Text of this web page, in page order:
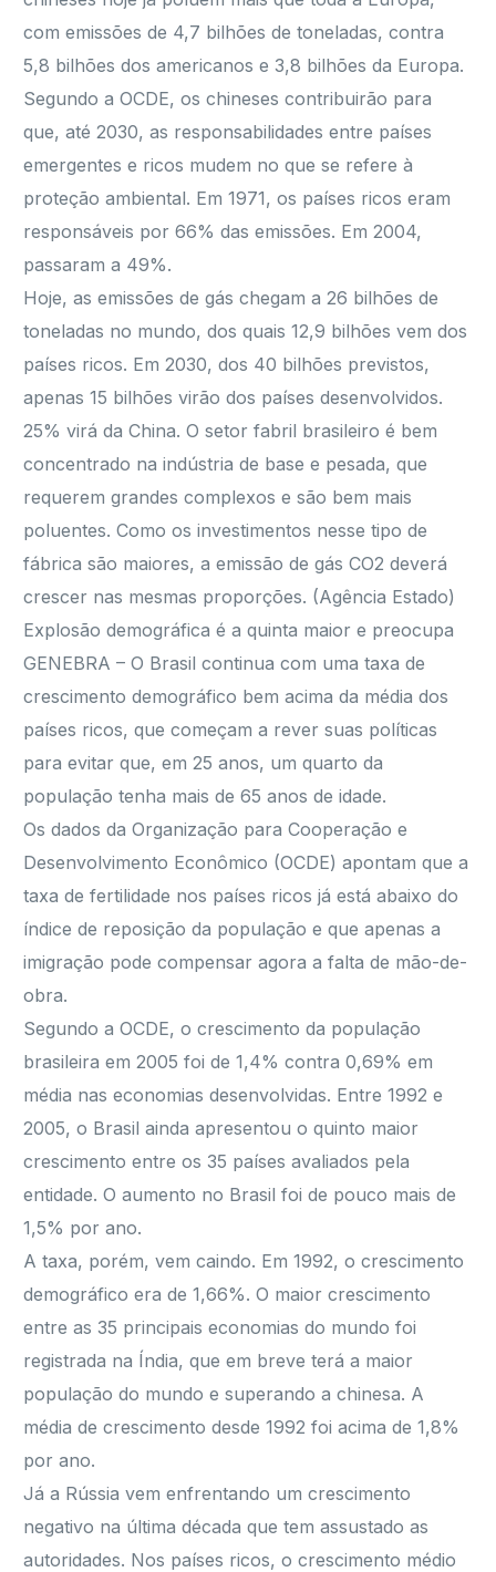
com emissões de 4,7 bilhões de toneladas, contra
5,8 bilhões dos americanos e 3,8 bilhões da Europa.
Segundo a OCDE, os chineses contribuirão para
que, até 2030, as responsabilidades entre países
emergentes e ricos mudem no que se refere à
proteção ambiental. Em 1971, os países ricos eram
responsáveis por 66% das emissões. Em 2004,
passaram a 49%.
Hoje, as emissões de gás chegam a 26 bilhões de
toneladas no mundo, dos quais 12,9 bilhões vem dos
países ricos. Em 2030, dos 40 bilhões previstos,
apenas 15 bilhões virão dos países desenvolvidos.
25% virá da China. O setor fabril brasileiro é bem
concentrado na indústria de base e pesada, que
requerem grandes complexos e são bem mais
poluentes. Como os investimentos nesse tipo de
fábrica são maiores, a emissão de gás CO2 deverá
crescer nas mesmas proporções. (Agência Estado)
Explosão demográfica é a quinta maior e preocupa
GENEBRA – O Brasil continua com uma taxa de
crescimento demográfico bem acima da média dos
países ricos, que começam a rever suas políticas
para evitar que, em 25 anos, um quarto da
população tenha mais de 65 anos de idade.
Os dados da Organização para Cooperação e
Desenvolvimento Econômico (OCDE) apontam que a
taxa de fertilidade nos países ricos já está abaixo do
índice de reposição da população e que apenas a
imigração pode compensar agora a falta de mão-de-
obra.
Segundo a OCDE, o crescimento da população
brasileira em 2005 foi de 1,4% contra 0,69% em
média nas economias desenvolvidas. Entre 1992 e
2005, o Brasil ainda apresentou o quinto maior
crescimento entre os 35 países avaliados pela
entidade. O aumento no Brasil foi de pouco mais de
1,5% por ano.
A taxa, porém, vem caindo. Em 1992, o crescimento
demográfico era de 1,66%. O maior crescimento
entre as 35 principais economias do mundo foi
registrada na Índia, que em breve terá a maior
população do mundo e superando a chinesa. A
média de crescimento desde 1992 foi acima de 1,8%
por ano.
Já a Rússia vem enfrentando um crescimento
negativo na última década que tem assustado as
autoridades. Nos países ricos, o crescimento médio